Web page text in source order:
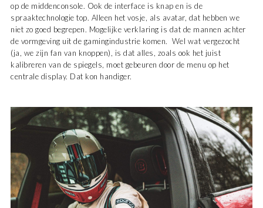
op de middenconsole. Ook de interface is knap en is de
spraaktechnologie top. Alleen het vosje, als avatar, dat hebben we
niet zo goed begrepen. Mogelijke verklaring is dat de mannen achter
de vormgeving uit de gamingindustrie komen. Wel wat vergezocht
(ja, we zijn fan van knoppen), is dat alles, zoals ook het juist
kalibreren van de spiegels, moet gebeuren door de menu op het
centrale display. Dat kon handiger.